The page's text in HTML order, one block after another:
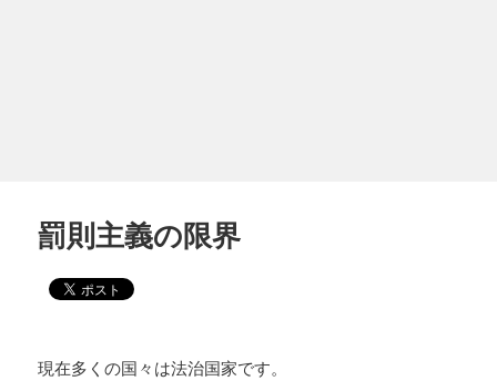
罰則主義の限界
現在多くの国々は法治国家です。